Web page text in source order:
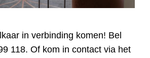
in verbinding komen! Bel
118. Of kom in contact via het